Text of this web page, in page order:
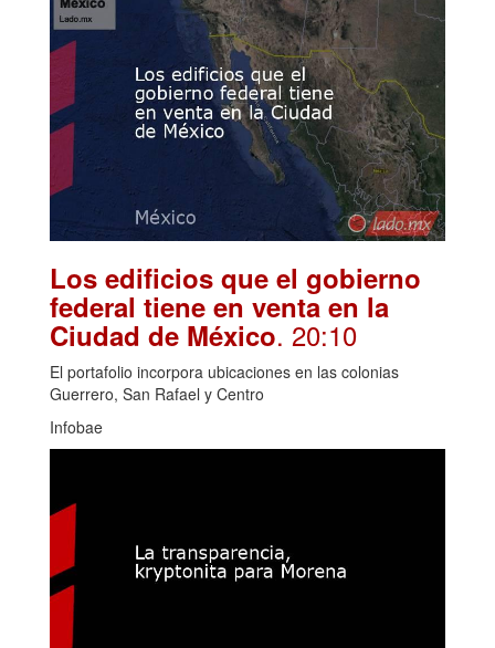
Los edificios que el gobierno
federal tiene en venta en la
Ciudad de México. 20:10
El portafolio incorpora ubicaciones en las colonias
Guerrero, San Rafael y Centro
Infobae